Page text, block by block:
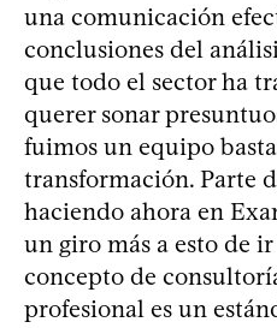
una comunicación
conclusiones del
que todo el sector ha
querer sonar
fuimos un equipo
transformación. Parte
haciendo ahora en
un giro más a esto de
concepto de
profesional es un